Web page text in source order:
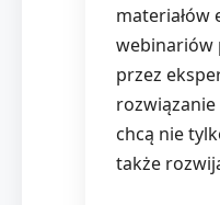
materiałów
webinariów
przez
chcą nie
także